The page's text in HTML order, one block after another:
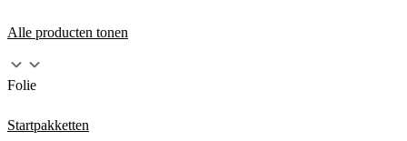
Alle producten tonen
Folie
Startpakketten